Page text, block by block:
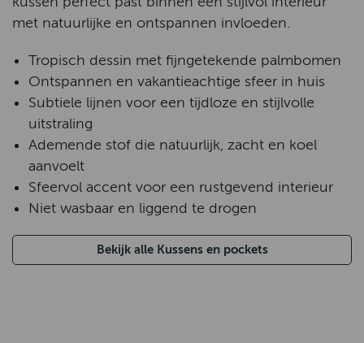
met natuurlijke en ontspannen invloeden.
Tropisch dessin met fijngetekende palmbomen
Ontspannen en vakantieachtige sfeer in huis
Subtiele lijnen voor een tijdloze en stijlvolle
uitstraling
Ademende stof die natuurlijk, zacht en koel
aanvoelt
Sfeervol accent voor een rustgevend interieur
Niet wasbaar en liggend te drogen
Bekijk alle Kussens en pockets